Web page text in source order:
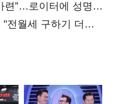
련”…로이터에 성명
"전월세 구하기 더